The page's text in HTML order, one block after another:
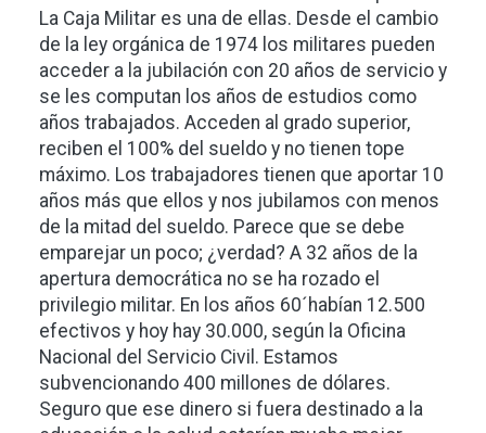
La Caja Militar es una de ellas. Desde el cambio
de la ley orgánica de 1974 los militares pueden
acceder a la jubilación con 20 años de servicio y
se les computan los años de estudios como
años trabajados. Acceden al grado superior,
reciben el 100% del sueldo y no tienen tope
máximo. Los trabajadores tienen que aportar 10
años más que ellos y nos jubilamos con menos
de la mitad del sueldo. Parece que se debe
emparejar un poco; ¿verdad? A 32 años de la
apertura democrática no se ha rozado el
privilegio militar. En los años 60´habían 12.500
efectivos y hoy hay 30.000, según la Oficina
Nacional del Servicio Civil. Estamos
subvencionando 400 millones de dólares.
Seguro que ese dinero si fuera destinado a la